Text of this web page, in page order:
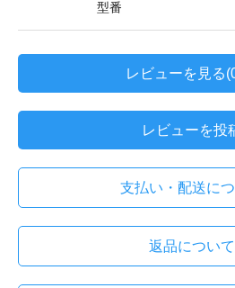
型番
レビューを見る
レビューを投
支払い・配送に
返品について